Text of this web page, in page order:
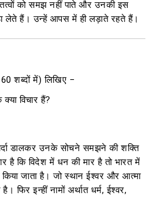
को समझ नहीं पाते और उनकी इस
लेते हैं। उन्हें आपस में ही लड़ाते रहते हैं।
60शब्दों में)लिखिए −
विचार हैं?
पर्दा डालकर उनके सोचने समझने की शक्ति
है कि विदेश में धन की मार है तो भारत में
किया जाता है। जो स्थान ईश्वर और आत्मा
फिर इन्हीं नामों अर्थात धर्म, ईश्वर,